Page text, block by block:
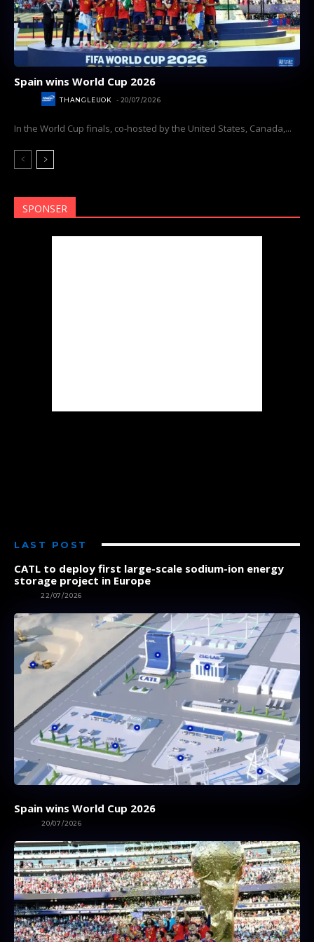
Spain wins World Cup 2026
THANGLEUOK - 20/07/2026
In the World Cup finals, co-hosted by the United States, Canada,...
SPONSER
LAST POST
CATL to deploy first large-scale sodium-ion energy
storage project in Europe
22/07/2026
Spain wins World Cup 2026
20/07/2026